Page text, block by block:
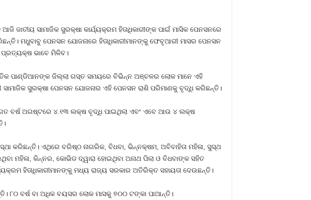
ଜାତୀୟ ସାମାଜିକ ସୁରକ୍ଷା କାର୍ଯ୍ୟକ୍ରମ ହିତାଧିକାରୀଙ୍କ ପାଇଁ ମାସିକ ପେନସନରେ
ମଧୁବାବୁ ପେନସନ ଯୋଜନାରେ ହିତାଧିକାରୀମାନଙ୍କୁ ଫେବୃଆରୀ ମାସର ପେନସନ
ଭାବେ ମିଳିବ।
ପାଣ୍ଡିଆନଙ୍କ ଜିଲ୍ଲା ଗସ୍ତ ସମୟରେ ବିଭିନ୍ନ ଅଞ୍ଚଳର ଲୋକ ମାନେ ଏହି
ସୁରକ୍ଷା ପେନସନ ଯୋଜନାର ଏହି ପେନସନ ରାଶି ପରିମାଣକୁ ବୃଦ୍ଧି କରିଛନ୍ତି।
ବର୍ଷ ଅଗଷ୍ଟରେ ୪.୧୩ ଲକ୍ଷ ବୃଦ୍ଧି ପାଇଥିଲା ଏବଂ ଏବେ ଆଉ ୪ ଲକ୍ଷ
କରିଛନ୍ତି। ଏଥିରେ ବରିଷ୍ଠ ନାଗରିକ, ବିଧବା, ଭିନ୍ନକ୍ଷମ, ଅବିବାହିତା ମହିଳା, ସୁସ୍ଥ
ମହିଳା, କିନ୍ନର, କୋଭିଡ ଦ୍ୱାରା ହୋଇଥିବା ଅନାଥ ପିଲା ଓ ବିଧବାଙ୍କ ସହିତ
ହିତାଧିକାରୀମାନଙ୍କୁ ମଧ୍ୟ ରାଜ୍ୟ ସରକାର ଅତିରିକ୍ତ ସହାୟତା ଦେଉଛନ୍ତି।
୮୦ ବର୍ଷ ବା ଅଧିକ ବୟସର ଲୋକ ମାସକୁ ୭୦୦ ଟଙ୍କା ପାଆନ୍ତି।